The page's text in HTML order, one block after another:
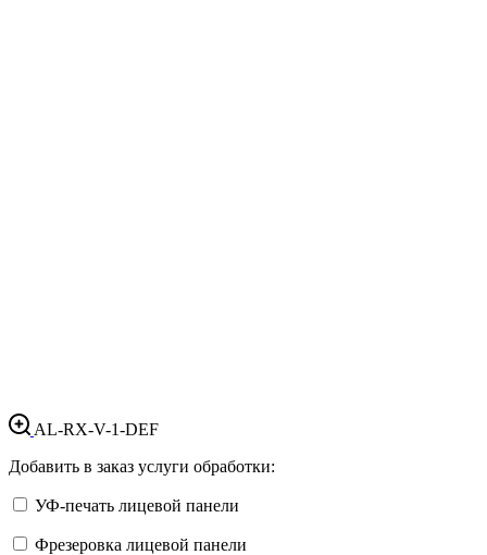
AL-RX-V-1-DEF
Добавить в заказ услуги обработки:
УФ-печать лицевой панели
Фрезеровка лицевой панели